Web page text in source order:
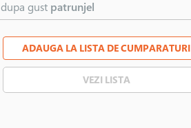
dupa gust patrunjel
ADAUGA LA LISTA DE CUMPARATURI
VEZI LISTA